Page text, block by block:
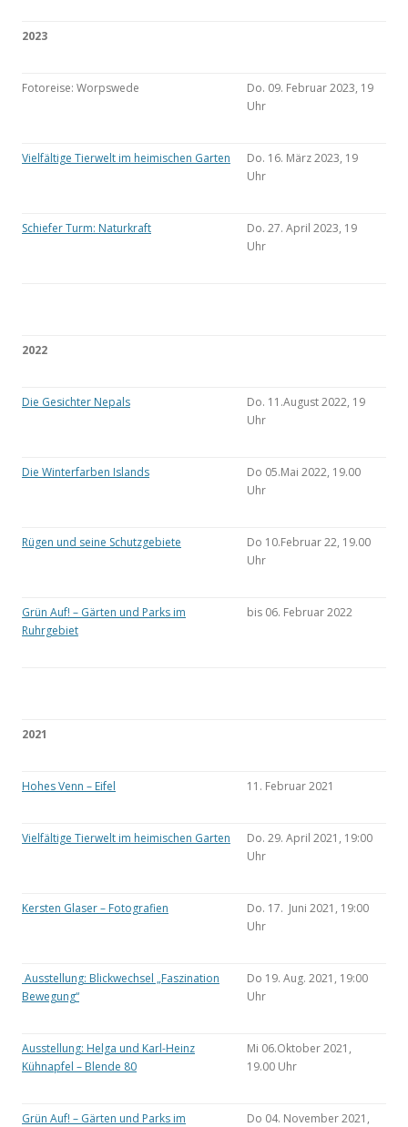
2023
Fotoreise: Worpswede
Do. 09. Februar 2023, 19
Uhr
Vielfältige Tierwelt im heimischen Garten
Do. 16. März 2023, 19
Uhr
Schiefer Turm: Naturkraft
Do. 27. April 2023, 19
Uhr
2022
Die Gesichter Nepals
Do. 11.August 2022, 19
Uhr
Die Winterfarben Islands
Do 05.Mai 2022, 19.00
Uhr
Rügen und seine Schutzgebiete
Do 10.Februar 22, 19.00
Uhr
Grün Auf! – Gärten und Parks im
Ruhrgebiet
bis 06. Februar 2022
2021
Hohes Venn – Eifel 11. Februar 2021
Vielfältige Tierwelt im heimischen Garten
Do. 29. April 2021, 19:00
Uhr
Kersten Glaser – Fotografien
Do. 17. Juni 2021, 19:00
Uhr
Ausstellung: Blickwechsel „Faszination
Bewegung“
Do 19. Aug. 2021, 19:00
Uhr
Ausstellung: Helga und Karl-Heinz
Kühnapfel – Blende 80
Mi 06.Oktober 2021,
19.00 Uhr
Grün Auf! – Gärten und Parks im
Do 04. November 2021,